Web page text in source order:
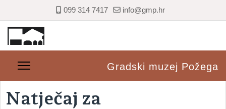
099 314 7417 info@gmp.hr
Gradski muzej Požega
Natječaj za